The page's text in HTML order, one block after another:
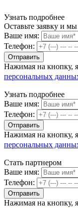
Узнать подробнее
Оставьте заявку и
Ваше имя:
Телефон:
Нажимая на кнопку,
персональных
Узнать подробнее
Ваше имя:
Телефон:
Нажимая на кнопку,
персональных
Стать партнером
Ваше имя:
Телефон:
Нажимая на кнопку,